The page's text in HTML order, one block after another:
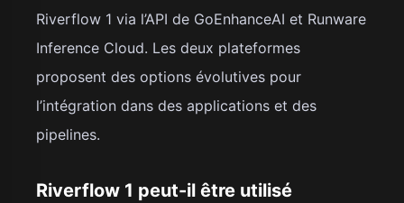
Riverflow 1 via l’API de GoEnhanceAI et Runware
Inference Cloud. Les deux plateformes
proposent des options évolutives pour
l’intégration dans des applications et des
pipelines.
Riverflow 1 peut-il être utilisé